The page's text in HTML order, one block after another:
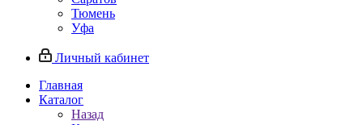
Тюмень
Уфа
Личный кабинет
Главная
Каталог
Назад